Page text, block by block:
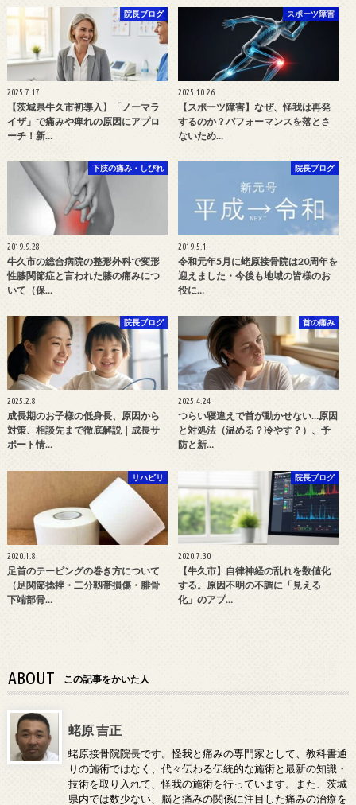
院長ブログ
2025.7.17
【茨城県牛久市初導入】「ノーマラ
イザ」で痛みや痺れの原因にアプロ
ーチ！新…
スポーツ障害
2025.10.26
【スポーツ障害】なぜ、怪我は再発
するのか？パフォーマンスを落とさ
ないため…
下肢の痛み・しびれ
2019.9.28
牛久市の総合病院の整形外科で変形
性膝関節症と言われた膝の痛みにつ
いて（保…
院長ブログ
2019.5.1
令和元年5月に蛯原接骨院は20周年を
迎えました・今後も地域の皆様のお
役に…
院長ブログ
2025.2.8
成長期のお子様の低身長、原因から
対策、相談先まで徹底解説｜成長サ
ポート情…
首の痛み
2025.4.24
つらい寝違えで首が動かせない…原因
と対処法（温める？冷やす？）、予
防と新…
リハビリ
2020.1.8
足首のテーピングの巻き方について
（足関節捻挫・二分靱帯損傷・腓骨
下端部骨…
院長ブログ
2020.7.30
【牛久市】自律神経の乱れを数値化
する。原因不明の不調に「見える
化」のアプ…
ABOUT この記事をかいた人
蛯原 吉正
蛯原接骨院院長です。怪我と痛みの専門家として、教科書通
りの施術ではなく、代々伝わる伝統的な施術と最新の知識・
技術を取り入れて、怪我の施術を行っています。また、茨城
県内では数少ない、脳と痛みの関係に注目した痛みの治療を